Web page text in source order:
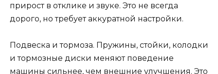
прирост в отклике и звуке. Это не всегда
дорого, но требует аккуратной настройки.
Подвеска и тормоза. Пружины, стойки, колодки
и тормозные диски меняют поведение
машины сильнее, чем внешние улучшения. Это